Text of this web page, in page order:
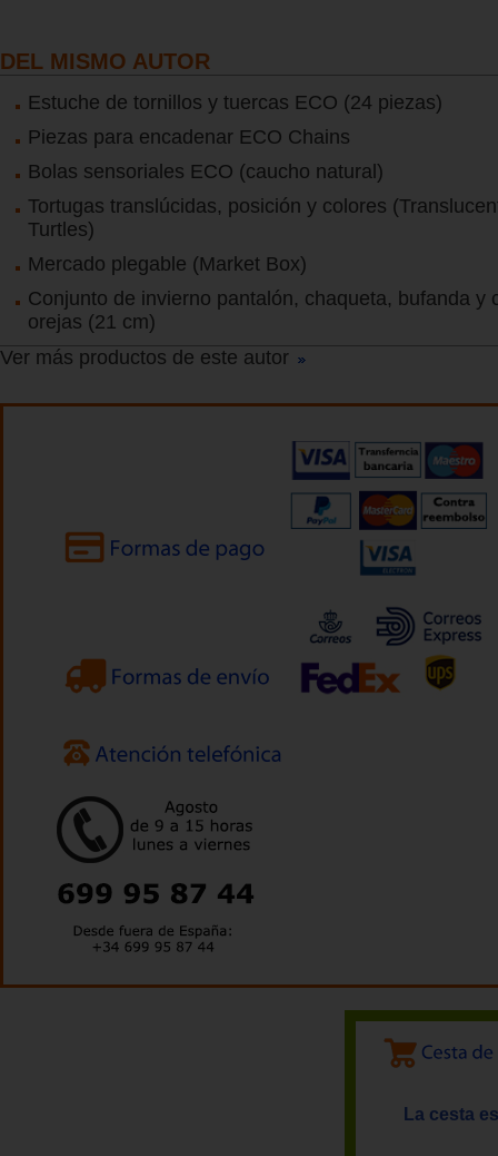
DEL MISMO AUTOR
Estuche de tornillos y tuercas ECO (24 piezas)
Piezas para encadenar ECO Chains
Bolas sensoriales ECO (caucho natural)
Tortugas translúcidas, posición y colores
Turtles)
Mercado plegable (Market Box)
Conjunto de invierno pantalón, chaqueta, bufanda y
orejas (21 cm)
Ver más productos de este autor
La cesta